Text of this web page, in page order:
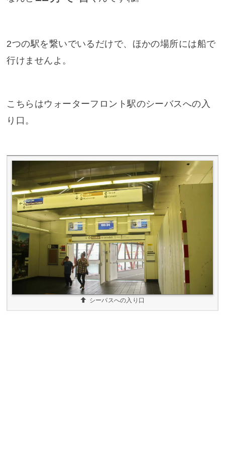
2つの駅を繋いでいるだけで、ほかの場所には船で
行けませんよ。
こちらはウォーターフロント駅のシーバスへの入
り口。
シーバスへの入り口